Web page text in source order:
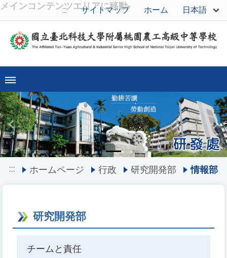
メインコンテンツエリアに移動
::: サイトマップ ホーム 日本語
Previous
::: ホームページ 行政 研究開発部 情報部
研究開発部
チームと責任